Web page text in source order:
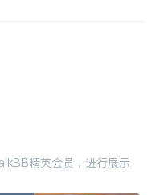
精英会员，进行展示